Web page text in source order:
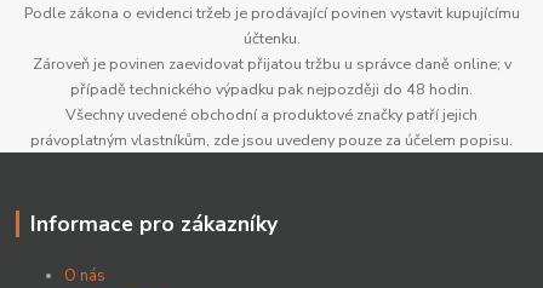
Podle zákona o evidenci tržeb je prodávající povinen vystavit kupujícímu
účtenku.
Zároveň je povinen zaevidovat přijatou tržbu u správce daně online; v
případě technického výpadku pak nejpozději do 48 hodin.
Všechny uvedené obchodní a produktové značky patří jejich
právoplatným vlastníkům, zde jsou uvedeny pouze za účelem popisu.
Informace pro zákazníky
O nás